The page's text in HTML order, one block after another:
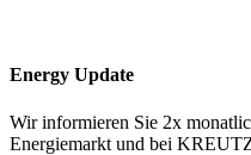
Energy Update
Wir informieren Sie 2x
Energiemarkt und bei